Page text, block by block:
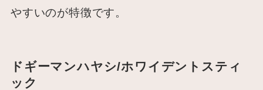
やすいのが特徴です。
ドギーマンハヤシ/ホワイデントスティ
ック